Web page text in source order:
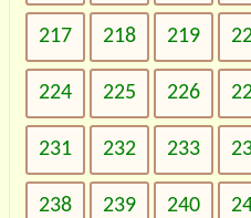
217 218 219
224 225 226
231 232 233
238 239 240